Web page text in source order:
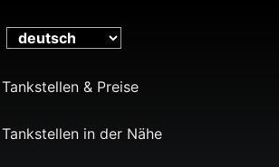
Tankstellen & Preise
Tankstellen in der Nähe